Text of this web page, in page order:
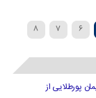
6
7
8
...
»
پورطلایی از